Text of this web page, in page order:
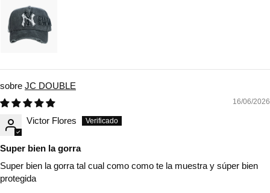
JC DOUBLE
16/06/2026
Victor Flores
Super bien la gorra
Super bien la gorra tal cual como como te la muestra y súper bien
protegida